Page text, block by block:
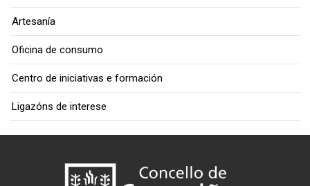
Artesanía
Oficina de consumo
Centro de iniciativas e formación
Ligazóns de interese